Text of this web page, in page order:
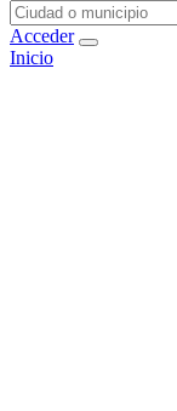
Acceder
Inicio